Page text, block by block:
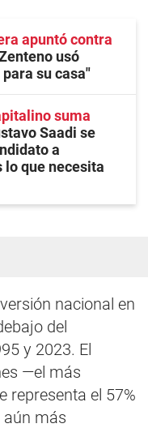
apuntó contra
usó
su casa"
suma
Saadi se
a
lo que necesita
nacional en
del
y 2023. El
—el más
representa el 57%
aún más